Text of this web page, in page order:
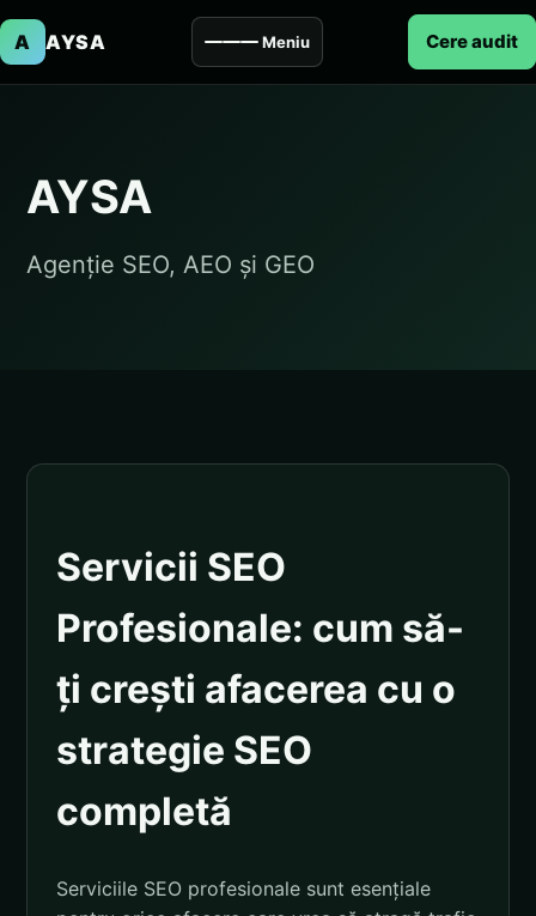
A AYSA Meniu Cere audit
AYSA
Agenție SEO, AEO și GEO
Servicii SEO
Profesionale: cum să-
ți crești afacerea cu o
strategie SEO
completă
Serviciile SEO profesionale sunt esențiale